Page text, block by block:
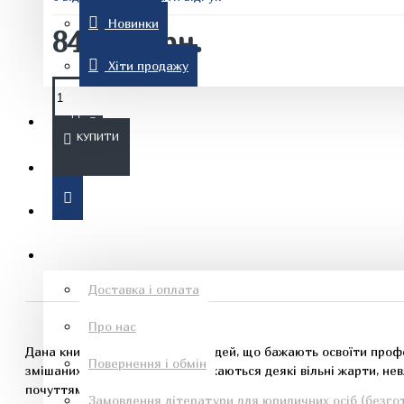
Комп'ютерна література
Новинки
Хіти продажу
Знижки
Доставка і оплата
Про нас
Повернення і обмін
Замовлення літератури для юридичних осіб
840.00 грн.
КУПИТИ
Дана книга призначена для людей, що бажають освоїти
змішаних напоїв. У книзі допускаються деякі вільні жарти,
почуттям гумору. У книзі дана історична довідка про